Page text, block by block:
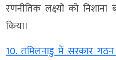
रणनीतिक लक्ष्यों को निशाना
किया।
10. तमिलनाडु में सरकार